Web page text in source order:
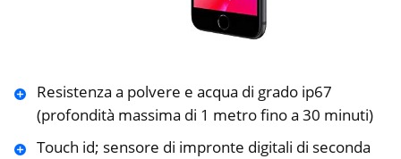
Resistenza a polvere e acqua di grado ip67
(profondità massima di 1 metro fino a 30 minuti)
Touch id; sensore di impronte digitali di seconda